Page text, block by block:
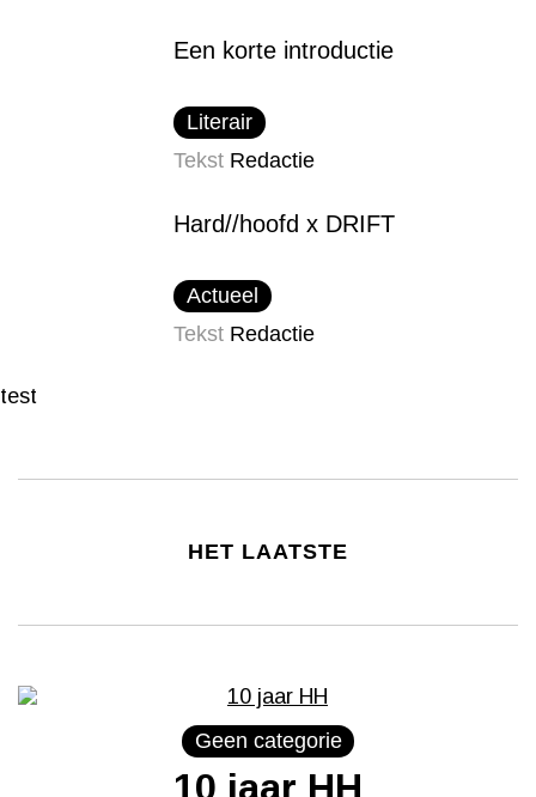
Een korte introductie
Literair
Tekst Redactie
Hard//hoofd x DRIFT
Actueel
Tekst Redactie
test
HET LAATSTE
Geen categorie
10 jaar HH